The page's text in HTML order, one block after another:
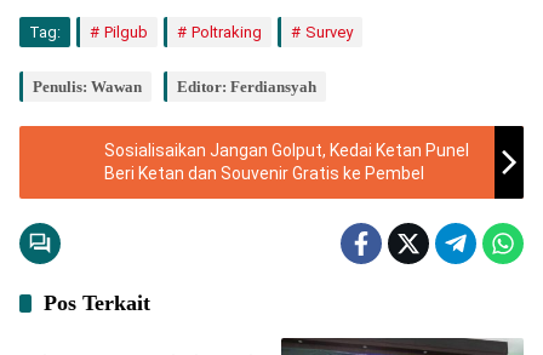
Tag: Pilgub Poltraking Survey
Penulis: Wawan Editor: Ferdiansyah
Sosialisaikan Jangan Golput, Kedai Ketan Punel
Beri Ketan dan Souvenir Gratis ke Pembel
Pos Terkait
Ekonomi